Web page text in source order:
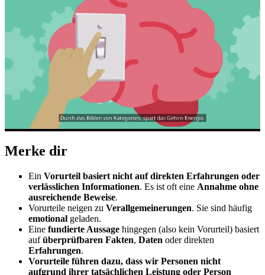
Merke dir
Ein Vorurteil basiert nicht auf direkten Erfahrungen oder
verlässlichen Informationen. Es ist oft eine Annahme ohne
ausreichende Beweise.
Vorurteile neigen zu Verallgemeinerungen. Sie sind häufig
emotional geladen.
Eine fundierte Aussage hingegen (also kein Vorurteil) basiert
aufüberprüfbaren Fakten, Daten oder direkten
Erfahrungen.
Vorurteile führen dazu, dass wir Personen nicht
aufgrund ihrer tatsächlichen Leistung oder Person